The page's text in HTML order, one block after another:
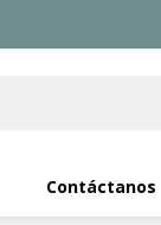
Contáctanos